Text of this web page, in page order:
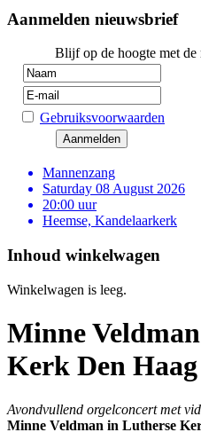
Aanmelden nieuwsbrief
Blijf op de hoogte met
Gebruiksvoorwaarden
Mannenzang
Saturday 08 August 2026
20:00 uur
Heemse, Kandelaarkerk
Inhoud winkelwagen
Winkelwagen is leeg.
Minne
Kerk Den Haag
Avondvullend orgelconcert met
Minne Veldman in Lutherse